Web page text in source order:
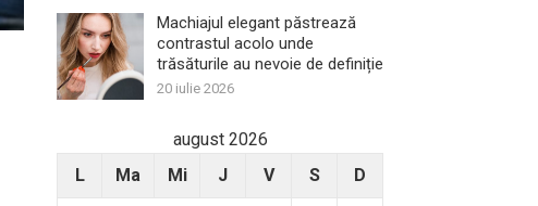
Machiajul elegant păstrează
contrastul acolo unde
trăsăturile au nevoie de definiție
20 iulie 2026
august 2026
L
Ma Mi J V S D